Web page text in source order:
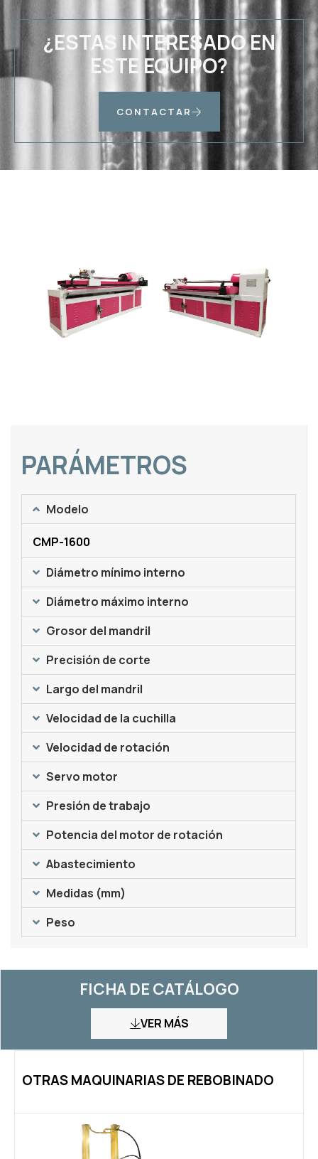
¿ESTAS INTERESADO EN
ESTE EQUIPO?
CONTACTAR
PARÁMETROS
Modelo
CMP-1600
Diámetro mínimo interno
Diámetro máximo interno
Grosor del mandril
Precisión de corte
Largo del mandril
Velocidad de la cuchilla
Velocidad de rotación
Servo motor
Presión de trabajo
Potencia del motor de rotación
Abastecimiento
Medidas (mm)
Peso
FICHA DE CATÁLOGO
VER MÁS
OTRAS MAQUINARIAS DE REBOBINADO